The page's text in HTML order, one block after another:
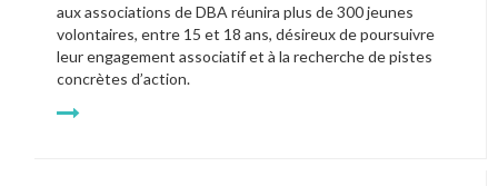
aux associations de DBA réunira plus de 300 jeunes
volontaires, entre 15 et 18 ans, désireux de poursuivre
leur engagement associatif et à la recherche de pistes